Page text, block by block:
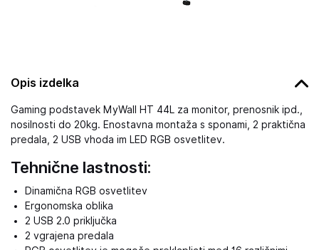
Opis izdelka
Gaming podstavek MyWall HT 44L za monitor, prenosnik ipd.,
nosilnosti do 20kg. Enostavna montaža s sponami, 2 praktična
predala, 2 USB vhoda im LED RGB osvetlitev.
Tehnične lastnosti:
Dinamična RGB osvetlitev
Ergonomska oblika
2 USB 2.0 priključka
2 vgrajena predala